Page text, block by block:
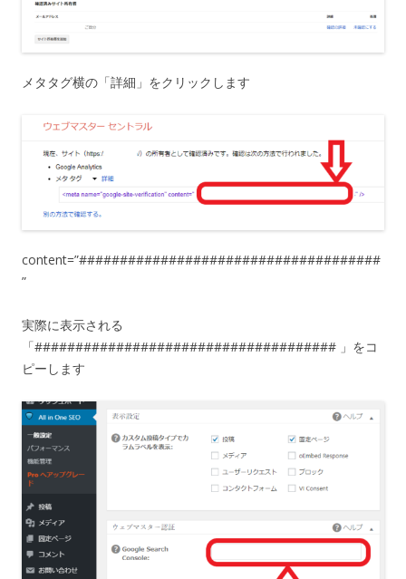
メタタグ横の「詳細」をクリックします
content=”#####################################
”
実際に表示される
「##################################### 」をコ
ピーします